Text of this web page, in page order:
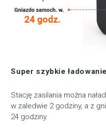
Super szybkie ładowanie
Stację zasilania można
w zaledwie 2 godziny, a z
24 godziny.